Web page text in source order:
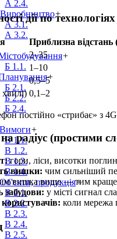
А 2.4.
+
А 3.1.
А 3.2.
+
Б 1.1.
+
Б 2.1.
Б 2.2.
Б 2.4.
+
В 1.1.
В 1.2.
В 1.3.
В 1.4.
продукція+
В 2.1.
В 2.2.
В 2.3.
В 2.4.
В 2.5.
дії по технологіях
Приблизна відстань
2–35
1–10
0,5–5
хвилі) 0,1–2
постійно «стрибає» з
радіус (простими
гори, ліси, висотки
вишки: чим сильніший
вишка вище — тим краще
забудови: у місті сигнал
користувачів: коли мережа